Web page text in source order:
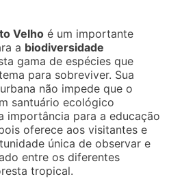
Velho é um importante
a biodiversidade
gama de espécies que
para sobreviver. Sua
não impede que o
santuário ecológico
importância para a educação
oferece aos visitantes e
única de observar e
entre os diferentes
tropical.